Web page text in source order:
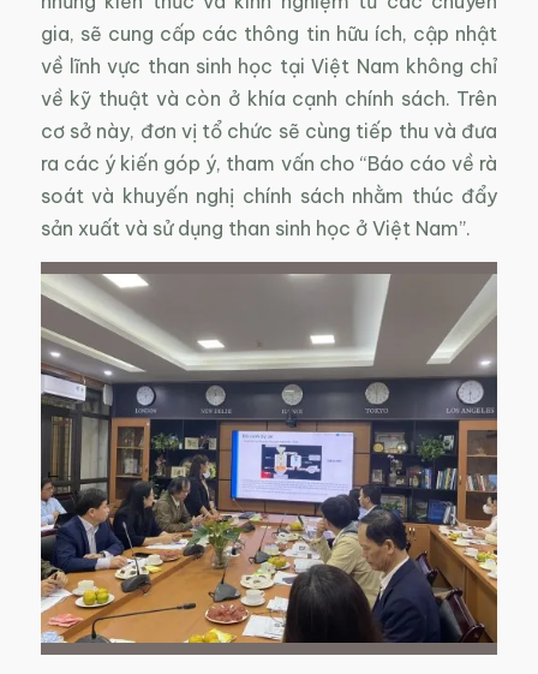
gia, sẽ cung cấp các thông tin hữu ích, cập nhật
về lĩnh vực than sinh học tại Việt Nam không chỉ
về kỹ thuật và còn ở khía cạnh chính sách. Trên
cơ sở này, đơn vị tổ chức sẽ cùng tiếp thu và đưa
ra các ý kiến góp ý, tham vấn cho “Báo cáo về rà
soát và khuyến nghị chính sách nhằm thúc đẩy
sản xuất và sử dụng than sinh học ở Việt Nam”.